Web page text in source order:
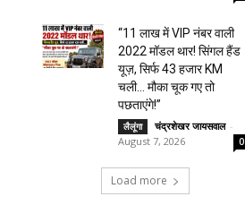
“11 लाख में VIP नंबर वाली
2022 मॉडल थार! सिंगल हैंड
यूज़, सिर्फ 43 हजार KM
चली… मौका चूक गए तो
पछताएंगे!”
लैलूंगा चंद्रशेखर जायसवाल -
August 7, 2026
0
Load more